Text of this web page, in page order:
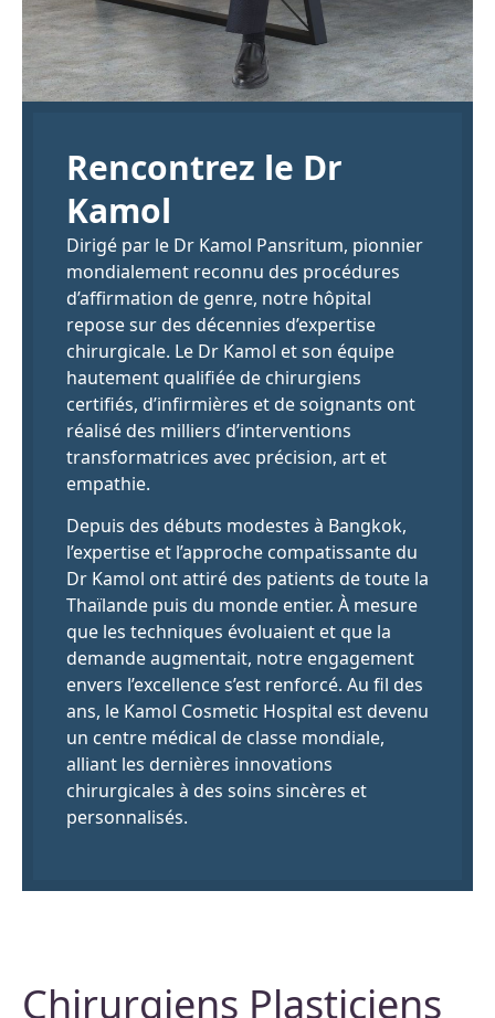
Rencontrez le Dr
Kamol
Dirigé par le Dr Kamol Pansritum, pionnier
mondialement reconnu des procédures
d’affirmation de genre, notre hôpital
repose sur des décennies d’expertise
chirurgicale. Le Dr Kamol et son équipe
hautement qualifiée de chirurgiens
certifiés, d’infirmières et de soignants ont
réalisé des milliers d’interventions
transformatrices avec précision, art et
empathie.
Depuis des débuts modestes à Bangkok,
l’expertise et l’approche compatissante du
Dr Kamol ont attiré des patients de toute la
Thaïlande puis du monde entier. À mesure
que les techniques évoluaient et que la
demande augmentait, notre engagement
envers l’excellence s’est renforcé. Au fil des
ans, le Kamol Cosmetic Hospital est devenu
un centre médical de classe mondiale,
alliant les dernières innovations
chirurgicales à des soins sincères et
personnalisés.
Chirurgiens Plasticiens